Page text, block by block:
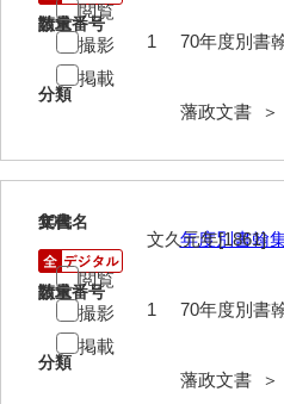
*5家臣
*7外国
*11軍事
請求番号
70年度別書
分類
藩政文書 ＞
数量
1
閲覧
撮影
掲載
10
文書名
年度別書翰
請求番号
70年度別書
分類
藩政文書 ＞
年代
文久元年[1861]
数量
1
閲覧
撮影
掲載